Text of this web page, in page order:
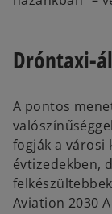
Dróntaxi-
A pontos
fogják a városi
évtizedekben,
Aviation 2030